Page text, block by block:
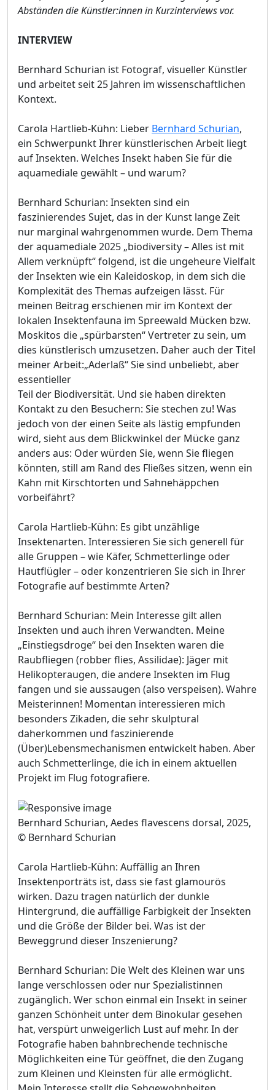
Abständen die Künstler:innen in Kurzinterviews vor.
INTERVIEW
Bernhard Schurian ist Fotograf, visueller Künstler
und arbeitet seit 25 Jahren im wissenschaftlichen
Kontext.
Carola Hartlieb-Kühn: Lieber Bernhard Schurian,
ein Schwerpunkt Ihrer künstlerischen Arbeit liegt
auf Insekten. Welches Insekt haben Sie für die
aquamediale gewählt – und warum?
Bernhard Schurian: Insekten sind ein
faszinierendes Sujet, das in der Kunst lange Zeit
nur marginal wahrgenommen wurde. Dem Thema
der aquamediale 2025 „biodiversity – Alles ist mit
Allem verknüpft“ folgend, ist die ungeheure Vielfalt
der Insekten wie ein Kaleidoskop, in dem sich die
Komplexität des Themas aufzeigen lässt. Für
meinen Beitrag erschienen mir im Kontext der
lokalen Insektenfauna im Spreewald Mücken bzw.
Moskitos die „spürbarsten“ Vertreter zu sein, um
dies künstlerisch umzusetzen. Daher auch der Titel
meiner Arbeit:„Aderlaß“ Sie sind unbeliebt, aber
essentieller
Teil der Biodiversität. Und sie haben direkten
Kontakt zu den Besuchern: Sie stechen zu! Was
jedoch von der einen Seite als lästig empfunden
wird, sieht aus dem Blickwinkel der Mücke ganz
anders aus: Oder würden Sie, wenn Sie fliegen
könnten, still am Rand des Fließes sitzen, wenn ein
Kahn mit Kirschtorten und Sahnehäppchen
vorbeifährt?
Carola Hartlieb-Kühn: Es gibt unzählige
Insektenarten. Interessieren Sie sich generell für
alle Gruppen – wie Käfer, Schmetterlinge oder
Hautflügler – oder konzentrieren Sie sich in Ihrer
Fotografie auf bestimmte Arten?
Bernhard Schurian: Mein Interesse gilt allen
Insekten und auch ihren Verwandten. Meine
„Einstiegsdroge“ bei den Insekten waren die
Raubfliegen (robber flies, Assilidae): Jäger mit
Helikopteraugen, die andere Insekten im Flug
fangen und sie aussaugen (also verspeisen). Wahre
Meisterinnen! Momentan interessieren mich
besonders Zikaden, die sehr skulptural
daherkommen und faszinierende
(Über)Lebensmechanismen entwickelt haben. Aber
auch Schmetterlinge, die ich in einem aktuellen
Projekt im Flug fotografiere.
Bernhard Schurian, Aedes flavescens dorsal, 2025,
© Bernhard Schurian
Carola Hartlieb-Kühn: Auffällig an Ihren
Insektenporträts ist, dass sie fast glamourös
wirken. Dazu tragen natürlich der dunkle
Hintergrund, die auffällige Farbigkeit der Insekten
und die Größe der Bilder bei. Was ist der
Beweggrund dieser Inszenierung?
Bernhard Schurian: Die Welt des Kleinen war uns
lange verschlossen oder nur Spezialistinnen
zugänglich. Wer schon einmal ein Insekt in seiner
ganzen Schönheit unter dem Binokular gesehen
hat, verspürt unweigerlich Lust auf mehr. In der
Fotografie haben bahnbrechende technische
Möglichkeiten eine Tür geöffnet, die den Zugang
zum Kleinen und Kleinsten für alle ermöglicht.